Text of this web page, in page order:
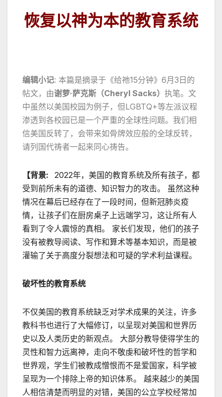
恢复以神为本的教育系统
编辑小记: 本篇是摘录于《给祂15分钟》6月3日的
帖文，由谢萝·萨克斯（Cheryl Sacks） 执笔。文
中虽然以美国校园为例子，但LGBTQ+等左派议程
渗透到各校园已是一个严重的全球性问题。我们相
信美国反转了，会带来如骨牌效应般的全球反转，
请列国代祷者一起来同心祷告。
【背景: 2022年，美国的教育系统及所有孩子，都
受到前所未有的道德、知识智力的攻击。 虽然这种
情况在幕后已经存在了一段时间，但新冠肺炎疫
情，让孩子们在厨房桌子上远端学习，这让所有人
看到了令人震惊的真相。 家长们发现，他们的孩子
没有被教导阅读、写作和算术等基本知识，而是被
灌输了关于高度分裂想法和可疑的学术利益课程。
破坏性的教育系统
不仅美国的教育系统缺乏对学术成果的关注，许多
教科书也进行了大幅修订，以呈现对美国和世界历
史以及人类历史的新观点。 大部分教导使得学生的
灵性和智力远离神，走向不敬虔和破坏性的哲学和
世界观，学生们被教成憎恨而不是爱国家，科学被
呈现为一个排除上帝的知识体系。 越来越少的美国
人相信清楚而明显的对错，美国的公立学校经常加